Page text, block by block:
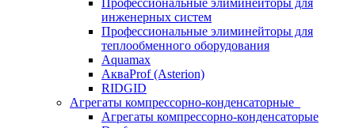
Профессиональные элиминейторы для
инженерных систем
Профессиональные элиминейторы для
теплообменного оборудования
Aquamax
АкваProf (Asterion)
RIDGID
Агрегаты компрессорно-конденсаторные
Агрегаты компрессорно-конденсаторые